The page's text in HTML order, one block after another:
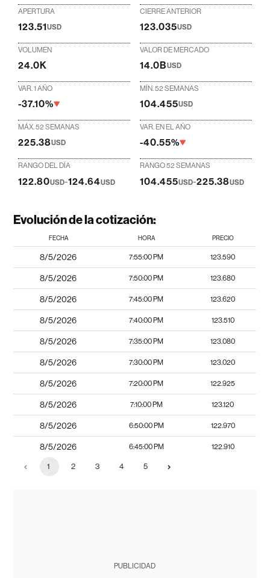
APERTURA
123.51USD
CIERRE ANTERIOR
123.035USD
VOLUMEN
24.0K
VALOR DE MERCADO
14.0BUSD
VAR. 1 AÑO
-37.10%
MÍN. 52 SEMANAS
104.455USD
MÁX. 52 SEMANAS
225.38USD
VAR. EN EL AÑO
-40.55%
RANGO DEL DÍA
122.80USD-124.64USD
RANGO 52 SEMANAS
104.455USD-225.38USD
Evolución de la cotización:
FECHA HORA PRECIO
8/5/2026 7:55:00 PM 123.590
8/5/2026 7:50:00 PM 123.680
8/5/2026 7:45:00 PM 123.620
8/5/2026 7:40:00 PM 123.510
8/5/2026 7:35:00 PM 123.080
8/5/2026 7:30:00 PM 123.020
8/5/2026 7:20:00 PM 122.925
8/5/2026 7:10:00 PM 123.120
8/5/2026 6:50:00 PM 122.970
8/5/2026 6:45:00 PM 122.910
1 2 3 4 5
PUBLICIDAD